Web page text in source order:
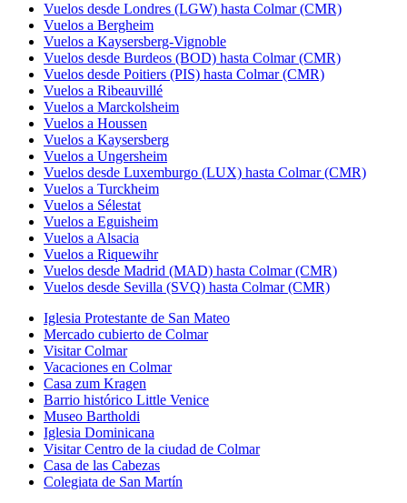
Vuelos desde Londres (LGW) hasta Colmar (CMR)
Vuelos a Bergheim
Vuelos a Kaysersberg-Vignoble
Vuelos desde Burdeos (BOD) hasta Colmar (CMR)
Vuelos desde Poitiers (PIS) hasta Colmar (CMR)
Vuelos a Ribeauvillé
Vuelos a Marckolsheim
Vuelos a Houssen
Vuelos a Kaysersberg
Vuelos a Ungersheim
Vuelos desde Luxemburgo (LUX) hasta Colmar (CMR)
Vuelos a Turckheim
Vuelos a Sélestat
Vuelos a Eguisheim
Vuelos a Alsacia
Vuelos a Riquewihr
Vuelos desde Madrid (MAD) hasta Colmar (CMR)
Vuelos desde Sevilla (SVQ) hasta Colmar (CMR)
Iglesia Protestante de San Mateo
Mercado cubierto de Colmar
Visitar Colmar
Vacaciones en Colmar
Casa zum Kragen
Barrio histórico Little Venice
Museo Bartholdi
Iglesia Dominicana
Visitar Centro de la ciudad de Colmar
Casa de las Cabezas
Colegiata de San Martín